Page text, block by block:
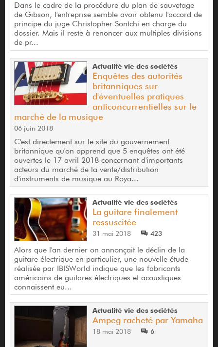
Dans le cadre de la procédure du plan de sauvetage
de Gibson, l'entreprise semble avoir obtenu l'accord de
principe du juge Christopher Sontchi en charge du
dossier. Mais il reste à renoncer aux multiples divisions
de pr...
Actualité vie des sociétés
Enquêtes des autorités
britanniques sur
d'éventuelles pratiques
anticoncurrentielles sur le
marché de la musique
06 juin 2018
C'est directement sur le site du gouvernement
britannique qu'on apprend que 5 enquêtes ont été
ouvertes le 17 avril 2018 concernant d'importants
acteurs du marché de la vente/distribution
d'instruments de musique au Roya...
Actualité vie des sociétés
La guitare finalement
ressuscitée
31 mai 2018 423
Alors que l'an dernier on annonçait le déclin de la
guitare électrique en particulier, une nouvelle étude
réalisée par IBISWorld indique que les fabricants
américains de guitares électriques et acoustiques
connaissent eu...
Actualité vie des sociétés
Ampeg racheté par Yamaha
18 mai 2018 6